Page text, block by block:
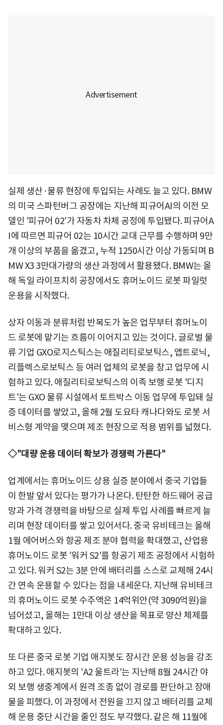
실제 생산·물류 현장에 투입되는 사례도 늘고 있다. BMW
의 미국 스파턴버그 공장에는 지난해 피규어AI의 이전 모
델인 '피규어 02′가 자동차 차체 공정에 투입됐다. 피규어A
I에 따르면 피규어 02는 10시간 교대 근무를 수행하며 9만
개 이상의 부품을 옮겼고, 누적 1250시간 이상 가동되며 B
MW X3 3만대가량의 생산 과정에서 활용됐다. BMW는 올
해 독일 라이프치히 공장에서도 휴머노이드 로봇 파일럿
운용을 시작했다.
상자 이동과 분류처럼 반복도가 높은 업무부터 휴머노이
드 로봇에 맡기는 흐름이 이어지고 있는 것이다. 글로벌 물
류 기업 GXO로지스틱스는 애질리티로보틱스, 앱트로닉,
리플렉스로보틱스 등 여러 업체의 로봇을 창고 업무에 시
험하고 있다. 애질리티로보틱스의 이족 보행 로봇 '디지
트'는 GXO 물류 시설에서 토트박스 이동 업무에 투입돼 실
증 데이터를 쌓았고, 올해 2월 도요타 캐나다와도 로봇 서
비스형 계약을 맺으며 제조 현장으로 적용 범위를 넓혔다.
◇"대량 운용 데이터 확보가 경쟁력 가른다"
업계에서는 휴머노이드 상용 실증 분야에서 중국 기업들
이 한발 앞서 있다는 평가가 나온다. 탄탄한 하드웨어 공급
망과 가격 경쟁력을 바탕으로 실제 투입 사례를 빠르게 늘
리며 현장 데이터를 쌓고 있어서다. 중국 유비테크는 올해
1월 에어버스와 항공 제조 분야 협력을 확대했고, 산업용
휴머노이드 로봇 '워커 S2'를 항공기 제조 공정에서 시험하
고 있다. 워커 S2는 3분 안에 배터리를 스스로 교체해 24시
간 연속 운용할 수 있다는 점을 내세운다. 지난해 유비테크
의 휴머노이드 로봇 수주액은 14억위안(약 3090억원)을
넘어섰고, 올해는 1만대 이상 생산을 목표로 양산 체제를
확대하고 있다.
또 다른 중국 로봇 기업 애지봇도 장시간 운용 성능을 강조
하고 있다. 애지봇의 'A2 울트라'는 지난해 8월 24시간 야
외 보행 생중계에서 원격 조종 없이 경로를 판단하고 장애
물을 피했다. 이 과정에서 전원을 끄지 않고 배터리를 교체
해 운용 중단 시간을 줄인 점도 부각했다. 같은 해 11월에